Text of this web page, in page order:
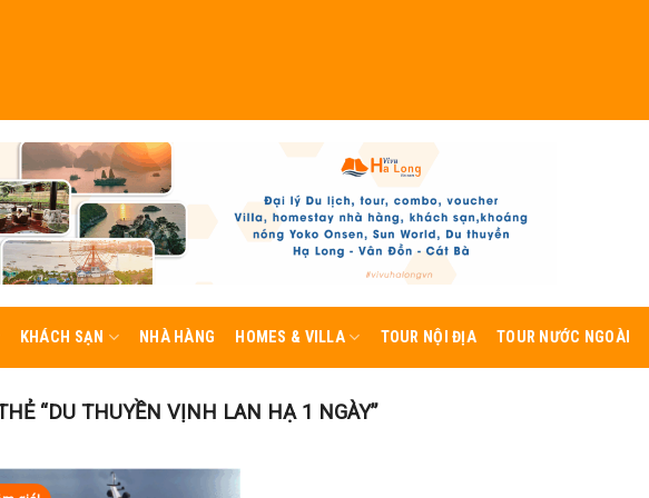
KHÁCH SẠN NHÀ HÀNG HOMES & VILLA TOUR NỘI ĐỊA TOUR NƯỚC NGOÀI
“DU THUYỀN VỊNH LAN HẠ 1 NGÀY”